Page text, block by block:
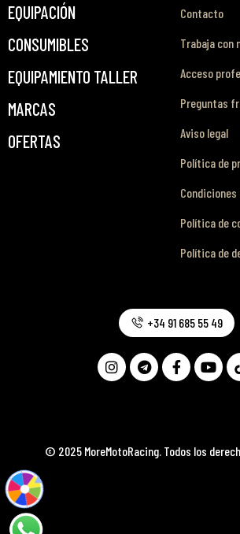
EQUIPACIÓN
CONSUMIBLES
EQUIPAMIENTO TALLER
MARCAS
OFERTAS
Contacto
Trabaja con
Acceso
Preguntas
Aviso legal
Política de
Condiciones
Política de
Política de
© 2025 MoreMotoRacing. Todos los
+34 91 685 55 49